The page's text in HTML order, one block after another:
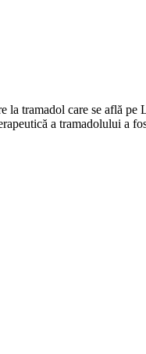
tramadol care se află
a tramadolului a